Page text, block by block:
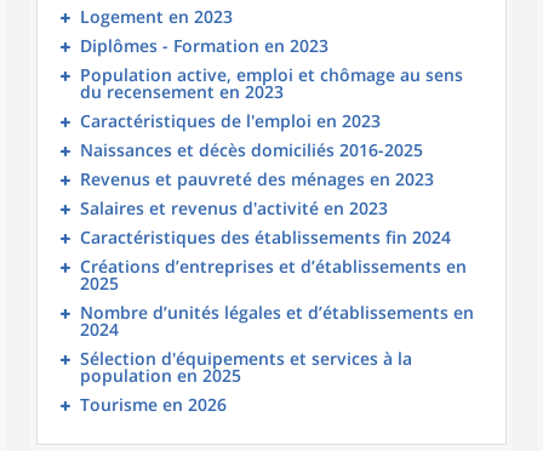
Logement en 2023
Diplômes - Formation en 2023
Population active, emploi et chômage au sens
du recensement en 2023
Caractéristiques de l'emploi en 2023
Naissances et décès domiciliés 2016-2025
Revenus et pauvreté des ménages en 2023
Salaires et revenus d'activité en 2023
Caractéristiques des établissements fin 2024
Créations d’entreprises et d’établissements en
2025
Nombre d’unités légales et d’établissements en
2024
Sélection d'équipements et services à la
population en 2025
Tourisme en 2026